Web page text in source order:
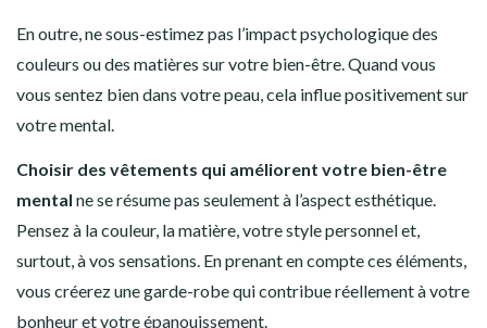
En outre, ne sous-estimez pas l’impact psychologique des
couleurs ou des matières sur votre bien-être. Quand vous
vous sentez bien dans votre peau, cela influe positivement sur
votre mental.
Choisir des vêtements qui améliorent votre bien-être
mental ne se résume pas seulement à l’aspect esthétique.
Pensez à la couleur, la matière, votre style personnel et,
surtout, à vos sensations. En prenant en compte ces éléments,
vous créerez une garde-robe qui contribue réellement à votre
bonheur et votre épanouissement.